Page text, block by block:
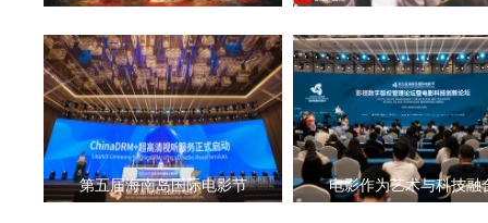
第五届海南岛国际电影节 电影作为艺术与科技融